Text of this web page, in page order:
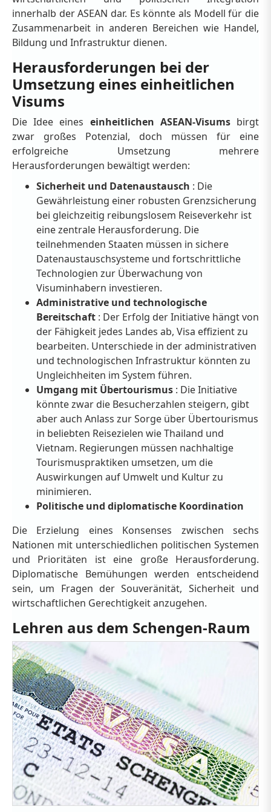
innerhalb der ASEAN dar. Es könnte als Modell für die
Zusammenarbeit in anderen Bereichen wie Handel,
Bildung und Infrastruktur dienen.
Herausforderungen bei der
Umsetzung eines einheitlichen
Visums
Die Idee eines einheitlichen ASEAN-Visumsbirgt
zwar großes Potenzial, doch müssen für eine
erfolgreiche Umsetzung mehrere
Herausforderungen bewältigt werden:
Sicherheit und Datenaustausch : Die
Gewährleistung einer robusten Grenzsicherung
bei gleichzeitig reibungslosem Reiseverkehr ist
eine zentrale Herausforderung. Die
teilnehmenden Staaten müssen in sichere
Datenaustauschsysteme und fortschrittliche
Technologien zur Überwachung von
Visuminhabern investieren.
Administrative und technologische
Bereitschaft : Der Erfolg der Initiative hängt von
der Fähigkeit jedes Landes ab, Visa effizient zu
bearbeiten. Unterschiede in der administrativen
und technologischen Infrastruktur könnten zu
Ungleichheiten im System führen.
Umgang mit Übertourismus : Die Initiative
könnte zwar die Besucherzahlen steigern, gibt
aber auch Anlass zur Sorge über Übertourismus
in beliebten Reisezielen wie Thailand und
Vietnam. Regierungen müssen nachhaltige
Tourismuspraktiken umsetzen, um die
Auswirkungen auf Umwelt und Kultur zu
minimieren.
Politische und diplomatische Koordination
Die Erzielung eines Konsenses zwischen sechs
Nationen mit unterschiedlichen politischen Systemen
und Prioritäten ist eine große Herausforderung.
Diplomatische Bemühungen werden entscheidend
sein, um Fragen der Souveränität, Sicherheit und
wirtschaftlichen Gerechtigkeit anzugehen.
Lehren aus dem Schengen-Raum